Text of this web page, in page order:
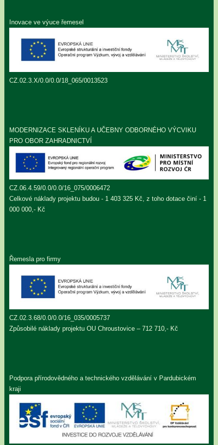
Inovace ve výuce řemesel
CZ.02.3.X/0.0/0.0/18_065/0013523
MODERNIZACE SKLENÍKU A UČEBNY ODBORNÉHO VÝCVIKU
PRO OBOR ZAHRADNICTVÍ
CZ.06.4.59/0.0/0.0/16_075/0006472
Celkové náklady projektu budou - 1 403 325 Kč, z toho dotace činí - 1
000 000,- Kč
Řemesla pro firmy
CZ.02.3.68/0.0/0.0/16_035/0005737
Způsobilé náklady projektu OU Chroustovice – 712 710,- Kč
Podpora přírodovědného a technického vzdělávání v Pardubickém
kraji